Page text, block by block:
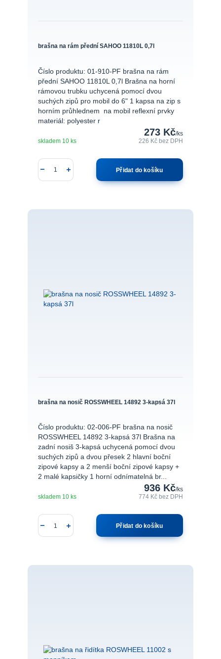
brašna na rám přední SAHOO 11810L 0,7l
Číslo produktu: 01-910-PF brašna na rám
přední SAHOO 11810L 0,7l Brašna na horní
rámovou trubku uchycená pomocí dvou
suchých zipů pro mobil do 6" 1 kapsa na zip s
horním průhlednem na mobil reflexní prvky
materiál: polyester r
273 Kč/ks
226 Kčbez DPH
skladem 10 ks
Přidat do košíku
brašna na nosič ROSSWHEEL 14892 3-kapsá 37l
Číslo produktu: 02-006-PF brašna na nosič
ROSSWHEEL 14892 3-kapsá 37l Brašna na
zadní nosiš 3-kapsá uchycená pomocí dvou
suchých zipů a dvou přesek 2 hlavní boční
zipové kapsy a 2 menší boční zipové kapsy +
2 malé kapsičky 1 horní odnímatelná br...
936 Kč/ks
774 Kč bez DPH
skladem 10 ks
Přidat do košíku